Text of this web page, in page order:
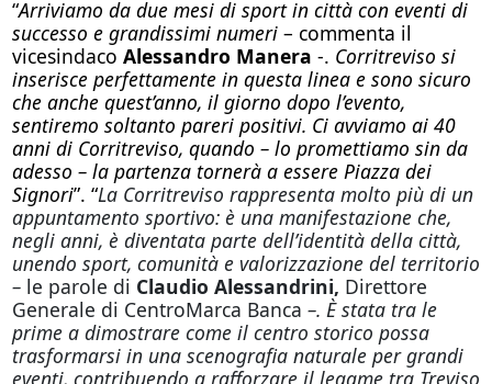
“Arriviamo da due mesi di sport in città con eventi di
successo e grandissimi numeri– commenta il
vicesindaco Alessandro Manera -. Corritreviso si
inserisce perfettamente in questa linea e sono sicuro
che anche quest’anno, il giorno dopo l’evento,
sentiremo soltanto pareri positivi. Ci avviamo ai 40
anni di Corritreviso, quando – lo promettiamo sin da
adesso – la partenza tornerà a essere Piazza dei
Signori”. “La Corritreviso rappresenta molto più di un
appuntamento sportivo: è una manifestazione che,
negli anni, è diventata parte dell’identità della città,
unendo sport, comunità e valorizzazione del territorio
– le parole di Claudio Alessandrini, Direttore
Generale di CentroMarca Banca –. È stata tra le
prime a dimostrare come il centro storico possa
trasformarsi in una scenografia naturale per grandi
eventi, contribuendo a rafforzare il legame tra Treviso